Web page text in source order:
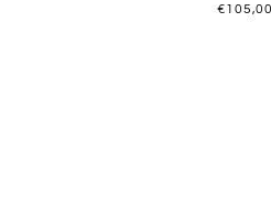
€105,00